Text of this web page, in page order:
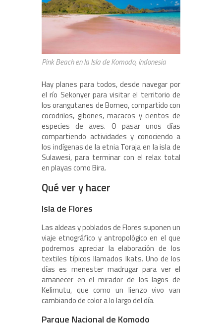
Pink Beach en la Isla de Komodo, Indonesia
Hay planes para todos, desde navegar por
el río Sekonyer para visitar el territorio de
los orangutanes de Borneo, compartido con
cocodrilos, gibones, macacos y cientos de
especies de aves. O pasar unos días
compartiendo actividades y conociendo a
los indígenas de la etnia Toraja en la isla de
Sulawesi, para terminar con el relax total
en playas como Bira.
Qué ver y hacer
Isla de Flores
Las aldeas y poblados de Flores suponen un
viaje etnográfico y antropológico en el que
podremos apreciar la elaboración de los
textiles típicos llamados Ikats. Uno de los
días es menester madrugar para ver el
amanecer en el mirador de los lagos de
Kelimutu, que como un lienzo vivo van
cambiando de color a lo largo del día.
Parque Nacional de Komodo